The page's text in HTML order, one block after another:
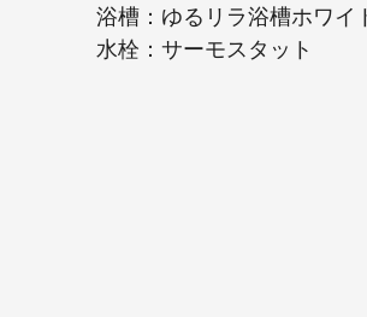
浴槽：ゆるリラ浴槽ホワイ
水栓：サーモスタット